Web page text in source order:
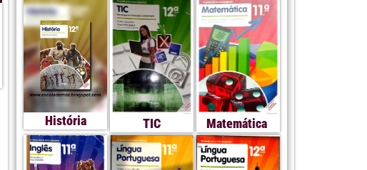
História TIC Matemática